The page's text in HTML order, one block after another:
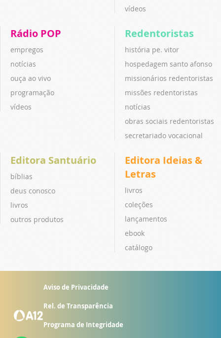
vídeos
Rádio POP
empregos
notícias
ouça ao vivo
programação
vídeos
Redentoristas
história pe. vitor
hospedagem santo afonso
missionários redentoristas
missões redentoristas
notícias
obras sociais redentoristas
secretariado vocacional
Editora Santuário
bíblias
deus conosco
livros
outros produtos
Editora Ideias &
Letras
livros
coleções
lançamentos
ebook
catálogo
Aviso de Privacidade
Rel. de Transparência
Programa de Integridade